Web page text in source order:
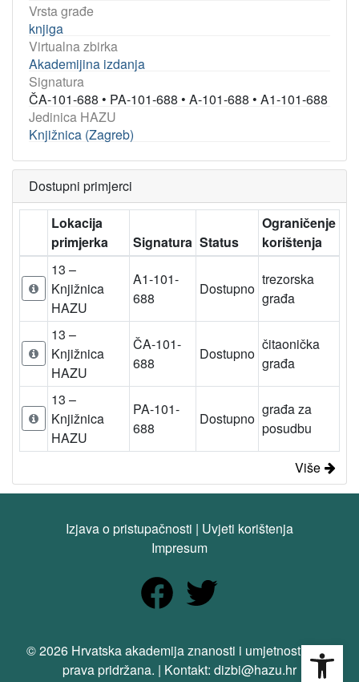
Vrsta građe
knjiga
Virtualna zbirka
Akademijina izdanja
Signatura
ČA-101-688 • PA-101-688 • A-101-688 • A1-101-688
Jedinica HAZU
Knjižnica (Zagreb)
Dostupni primjerci
Lokacija
primjerka
Signatura Status
Ograničenje
korištenja
13 –
Knjižnica
HAZU
A1-101-
688
Dostupno
trezorska
građa
13 –
Knjižnica
HAZU
ČA-101-
688
Dostupno
čitaonička
građa
13 –
Knjižnica
HAZU
PA-101-
688
Dostupno
građa za
posudbu
Više
Izjava o pristupačnosti | Uvjeti korištenja
Impresum
© 2026 Hrvatska akademija znanosti i umjetnosti. Sva
prava pridržana. | Kontakt: dizbi@hazu.hr